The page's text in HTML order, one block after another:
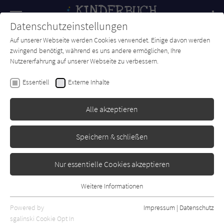
SUCHE Forum Charts Newsletter
Ingo Siegner
Der kleine Drache Kokosnuss:
Weltraum (Abenteuer & Wissen
6)
cbj Erschienen: Juli 2025 0
Datenschutzeinstellungen
Auf unserer Webseite werden Cookies verwendet. Einige davon werden
zwingend benötigt, während es uns andere ermöglichen, Ihre
Nutzererfahrung auf unserer Webseite zu verbessern.
Essentiell Externe Inhalte
Alle akzeptieren
Speichern & schließen
Nur essentielle Cookies akzeptieren
Essentielle Cookies werden für grundlegende Funktionen der
Webseite benötigt. Dadurch ist gewährleistet, dass die Webseite
Weitere Informationen
Powered by
sgalinski Cookie Opt In
Impressum | Datenschutz